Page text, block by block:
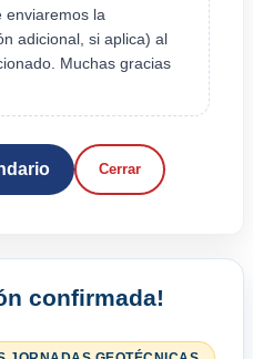
enviaremos la
adicional, si aplica) al
Muchas gracias
Cerrar
confirmada!